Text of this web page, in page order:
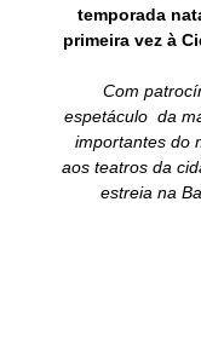
temporada
primeira vez à
Com
espetáculo  da
importantes do
aos teatros da
estreia na